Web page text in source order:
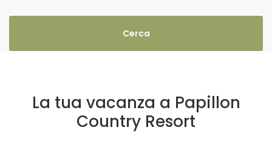
La tua vacanza a Papillon
Country Resort